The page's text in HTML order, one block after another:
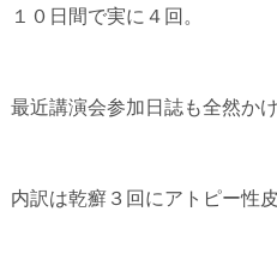
１０日間で実に４回。
最近講演会参加日誌も全然か
内訳は乾癬３回にアトピー性